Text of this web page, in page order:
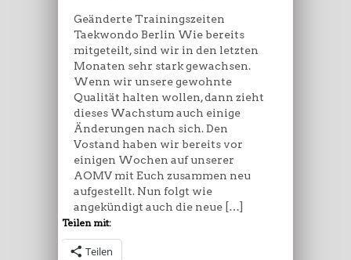
Geänderte Trainingszeiten
Taekwondo Berlin Wie bereits
mitgeteilt, sind wir in den letzten
Monaten sehr stark gewachsen.
Wenn wir unsere gewohnte
Qualität halten wollen, dann zieht
dieses Wachstum auch einige
Änderungen nach sich. Den
Vostand haben wir bereits vor
einigen Wochen auf unserer
AOMV mit Euch zusammen neu
aufgestellt. Nun folgt wie
angekündigt auch die neue […]
Teilen mit:
Teilen